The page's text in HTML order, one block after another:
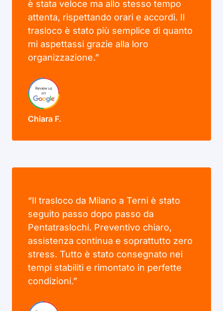
è stata veloce ma allo stesso tempo
attenta, rispettando orari e accordi. Il
trasloco è stato più semplice di quanto
mi aspettassi grazie alla loro
organizzazione.”
Chiara F.
“Il trasloco da Milano a Terni è stato
seguito passo dopo passo da
Pentatraslochi. Preventivo chiaro,
assistenza continua e soprattutto zero
stress. Tutto è stato consegnato nei
tempi stabiliti e rimontato in perfette
condizioni.”